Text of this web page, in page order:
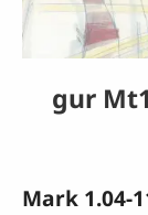
gur
Mark 1.04-